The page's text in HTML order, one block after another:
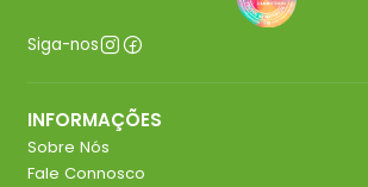
Siga-nos
INFORMAÇÕES
Sobre Nós
Fale Connosco